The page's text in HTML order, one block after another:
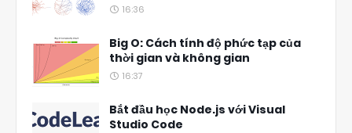
16:36
Big O: Cách tính độ phức tạp của
thời gian và không gian
16:37
Bắt đầu học Node.js với Visual
Studio Code